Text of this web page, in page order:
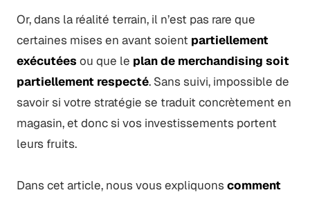
Or, dans la réalité terrain, il n’est pas rare que
certaines mises en avant soient partiellement
exécutées ou que le plan de merchandising soit
partiellement respecté. Sans suivi, impossible de
savoir si votre stratégie se traduit concrètement en
magasin, et donc si vos investissements portent
leurs fruits.
Dans cet article, nous vous expliquonscomment